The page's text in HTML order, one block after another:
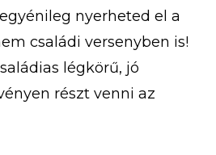
nyerheted el a
családi versenyben is!
légkörű, jó
részt venni az
További
kekesteto.hu/kekesteto-